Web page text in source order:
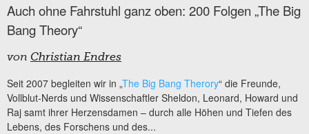
Auch ohne Fahrstuhl ganz oben: 200 Folgen „The Big
Bang Theory“
von Christian Endres
Seit 2007 begleiten wir in „The Big Bang Therory“ die Freunde,
Vollblut-Nerds und Wissenschaftler Sheldon, Leonard, Howard und
Raj samt ihrer Herzensdamen – durch alle Höhen und Tiefen des
Lebens, des Forschens und des...